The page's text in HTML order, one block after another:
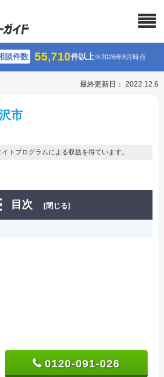
談件数 55,710件以上※2026年8月時点
最終更新日： 2022.12.6
市
トプログラムによる収益を得ています。
目次 [閉じる]
0120-091-026